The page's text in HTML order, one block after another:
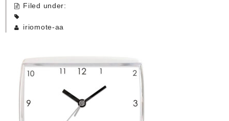
カード付フォトフレームクロック(集合)
メロディ時計(集合)
Filed under:
iriomote-aa